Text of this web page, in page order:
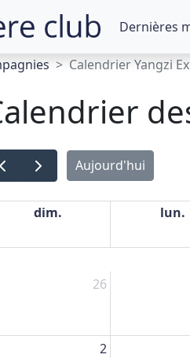
Dernières
Calendrier Yangzi
Aujourd'hui
dim. lun.
26
2